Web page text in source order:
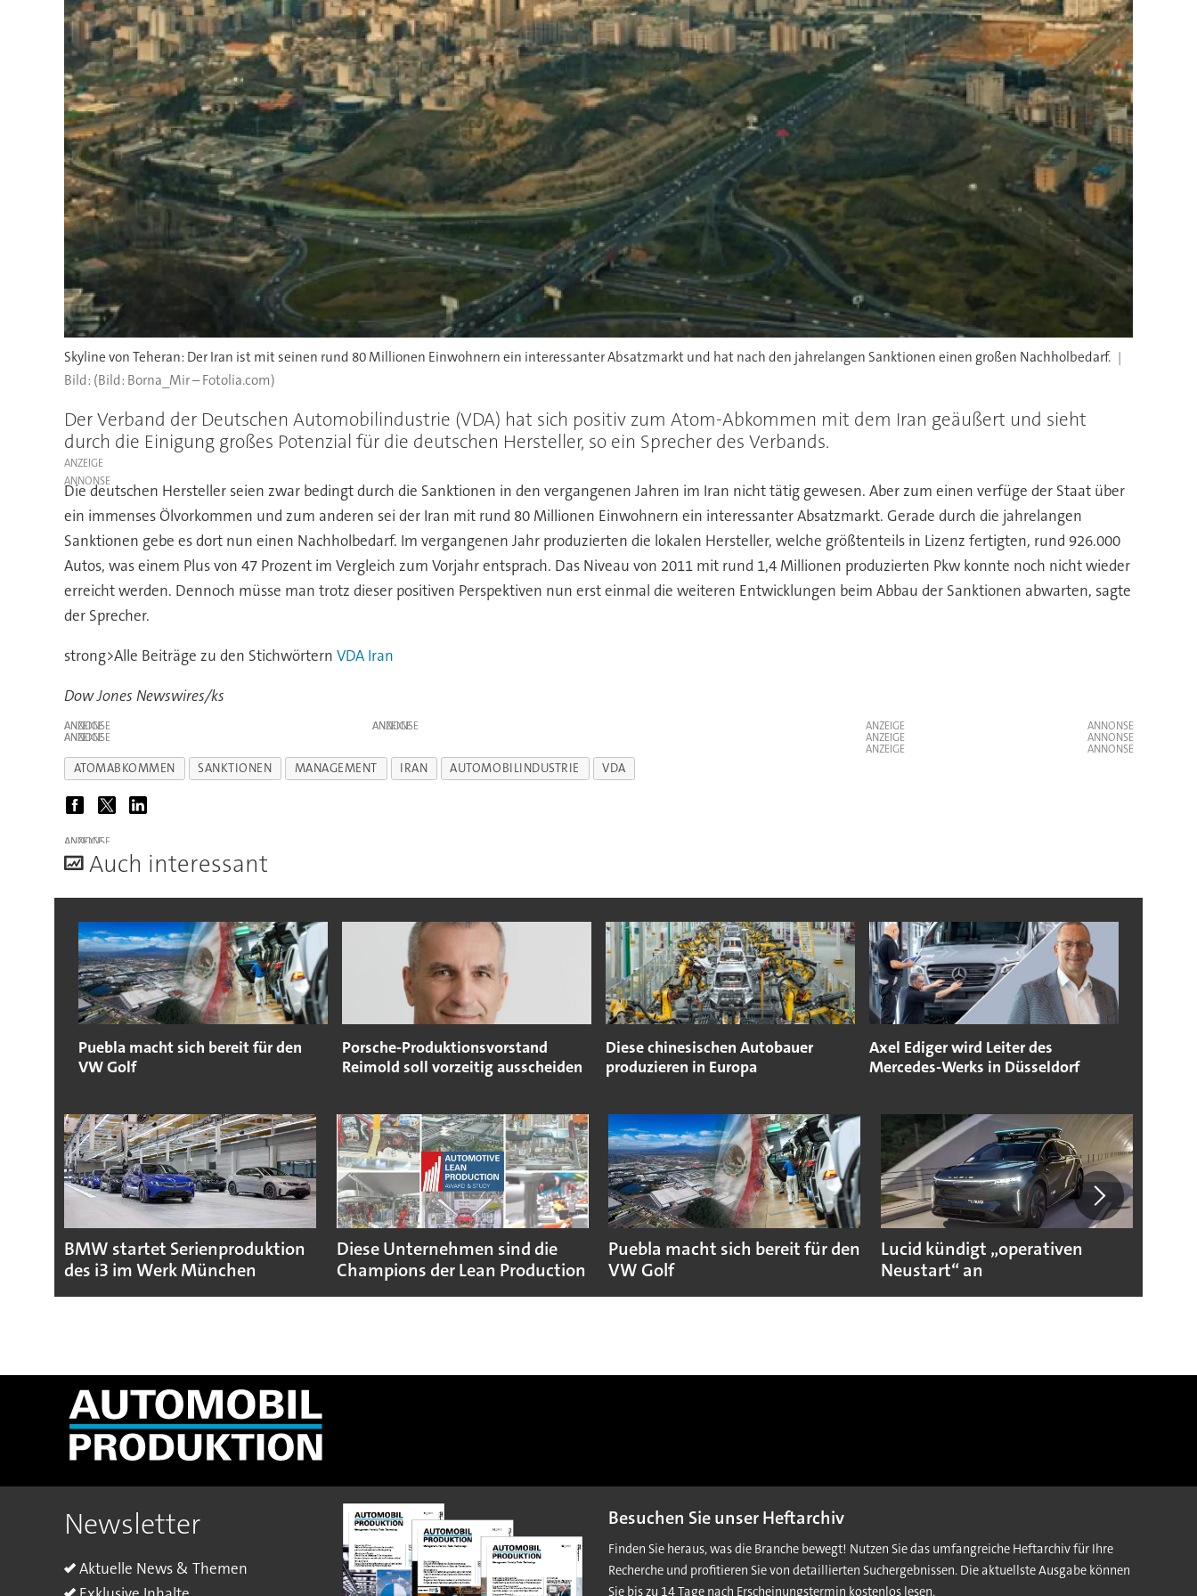
Skyline von Teheran: Der Iran ist mit seinen rund 80 Millionen Einwohnern ein interessanter Absatzmarkt und hat nach den jahrelangen Sanktionen einen großen Nachholbedarf.
(Bild: Borna_Mir – Fotolia.com)
Der Verband der Deutschen Automobilindustrie (VDA) hat sich positiv zum Atom-Abkommen mit dem Iran geäußert und sieht
durch die Einigung großes Potenzial für die deutschen Hersteller, so ein Sprecher des Verbands.
ANZEIGE
Die deutschen Hersteller seien zwar bedingt durch die Sanktionen in den vergangenen Jahren im Iran nicht tätig gewesen. Aber zum einen verfüge der Staat über
ein immenses Ölvorkommen und zum anderen sei der Iran mit rund 80 Millionen Einwohnern ein interessanter Absatzmarkt. Gerade durch die jahrelangen
Sanktionen gebe es dort nun einen Nachholbedarf. Im vergangenen Jahr produzierten die lokalen Hersteller, welche größtenteils in Lizenz fertigten, rund 926.000
Autos, was einem Plus von 47 Prozent im Vergleich zum Vorjahr entsprach. Das Niveau von 2011 mit rund 1,4 Millionen produzierten Pkw konnte noch nicht wieder
erreicht werden. Dennoch müsse man trotz dieser positiven Perspektiven nun erst einmal die weiteren Entwicklungen beim Abbau der Sanktionen abwarten, sagte
der Sprecher.
strong>Alle Beiträge zu den Stichwörtern VDA Iran
Dow Jones Newswires/ks
ANZEIGE ANZEIGE
ANZEIGE
ANZEIGE
ANZEIGE
ANZEIGE
ATOMABKOMMEN SANKTIONEN MANAGEMENT IRAN AUTOMOBILINDUSTRIE VDA
ANZEIGE
Auch interessant
Puebla macht sich bereit für den
VW Golf
Porsche-Produktionsvorstand
Reimold soll vorzeitig ausscheiden
Diese chinesischen Autobauer
produzieren in Europa
Axel Ediger wird Leiter des
Mercedes-Werks in Düsseldorf
BMW startet Serienproduktion
des i3 im Werk München
Diese Unternehmen sind die
Champions der Lean Production
Puebla macht sich bereit für den
VW Golf
Lucid kündigt „operativen
Neustart“ an
Newsletter
Aktuelle News & Themen
Besuchen Sie unser Heftarchiv
Finden Sie heraus, was die Branche bewegt! Nutzen Sie das umfangreiche Heftarchiv für Ihre
Recherche und profitieren Sie von detaillierten Suchergebnissen. Die aktuellste Ausgabe können
Sie bis zu 14 Tage nach Erscheinungstermin kostenlos lesen.